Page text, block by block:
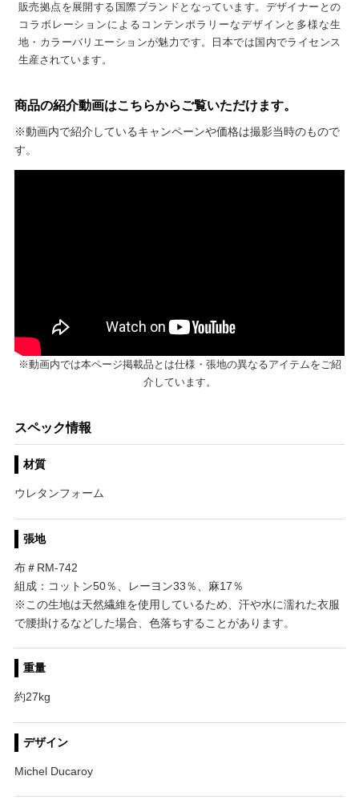
販売拠点を展開する国際ブランドとなっています。デザイナーとの
コラボレーションによるコンテンポラリーなデザインと多様な生
地・カラーバリエーションが魅力です。日本では国内でライセンス
生産されています。
商品の紹介動画はこちらからご覧いただけます。
※動画内で紹介しているキャンペーンや価格は撮影当時のもので
す。
※動画内では本ページ掲載品とは仕様・張地の異なるアイテムをご紹
介しています。
スペック情報
材質
ウレタンフォーム
張地
布＃RM-742
組成：コットン50％、レーヨン33％、麻17％
※この生地は天然繊維を使用しているため、汗や水に濡れた衣服
で腰掛けるなどした場合、色落ちすることがあります。
重量
約27kg
デザイン
Michel Ducaroy